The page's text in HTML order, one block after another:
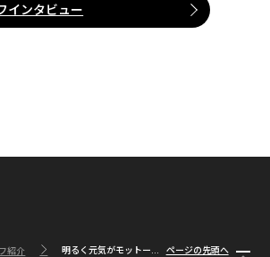
インタビュー
紹介 明るく元気がモットー... ページの先頭へ